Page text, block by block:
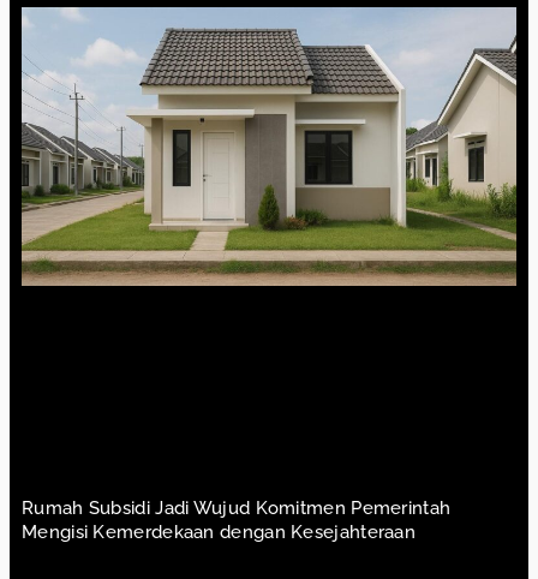
Rumah Subsidi Jadi Wujud Komitmen Pemerintah
Mengisi Kemerdekaan dengan Kesejahteraan